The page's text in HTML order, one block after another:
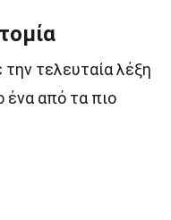
την τελευταία λέξη
ένα από τα πιο